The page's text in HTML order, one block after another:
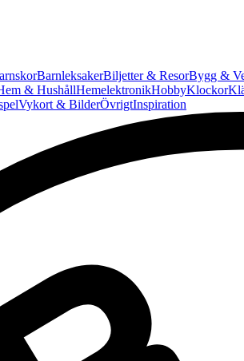
BarnleksakerBiljetter & ResorBygg &
& HushållHemelektronikHobbyKlockor
Vykort & BilderÖvrigtInspiration